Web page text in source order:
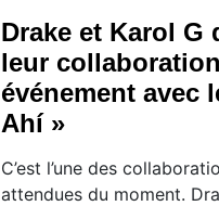
Drake et Karol G
leur collaboration
événement avec
Ahí »
C’est l’une des
attendues du moment.